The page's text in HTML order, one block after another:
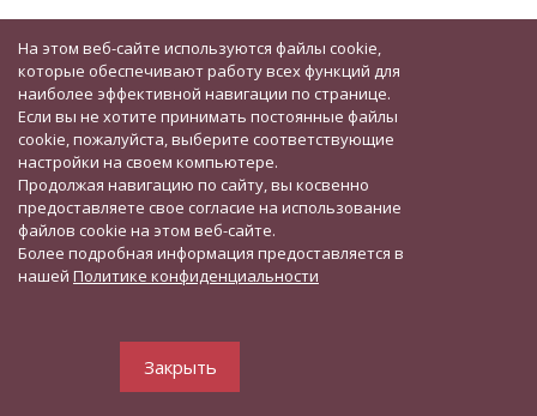
Разманова.
Судьба Тамары Александровны - это живая история нашей
страны. Она относится к категории «Несовершеннолетний
узник фашистских концлагерей». Несмотря на тяжелое
детство, она сохранила свет в душе и веру в добро. Вот
уже четыре года она живет в доме-интернате, согревая
всех своей мудростью.
С этим прекрасным праздником именинницу поздравила
Светлана. Она прислала Тамаре Александровне
праздничную посылку, наполненную теплом и заботой.
• Две пары удобных домашних брюк;
• Любимые сладости к праздничному чаепитию.
На этом веб-сайте используются файлы cookie,
которые обеспечивают работу всех функций для
наиболее эффективной навигации по странице.
Если вы не хотите принимать постоянные файлы
cookie, пожалуйста, выберите соответствующие
настройки на своем компьютере.
Продолжая навигацию по сайту, вы косвенно
предоставляете свое согласие на использование
файлов cookie на этом веб-сайте.
Более подробная информация предоставляется в
нашей Политике конфиденциальности
Закрыть